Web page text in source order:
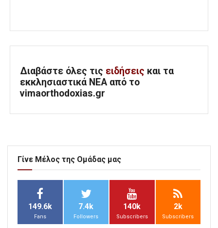
Διαβάστε όλες τις ειδήσεις και τα
εκκλησιαστικά ΝΕΑ από το
vimaorthodoxias.gr
Γίνε Μέλος της Ομάδας μας
149.6k
Fans
7.4k
Followers
140k
Subscribers
2k
Subscribers